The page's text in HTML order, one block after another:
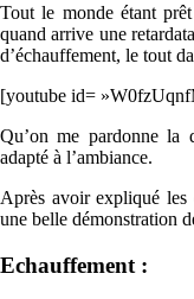
Tout le monde étant
quand arrive une
d’échauffement, le tout
[youtube id=
Qu’on me pardonne la
adapté à l’ambiance.
Après avoir expliqué les
une belle démonstration
Echauffement :